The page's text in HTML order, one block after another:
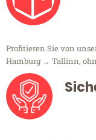
Profitieren Sie von
Hamburg → Tallinn,